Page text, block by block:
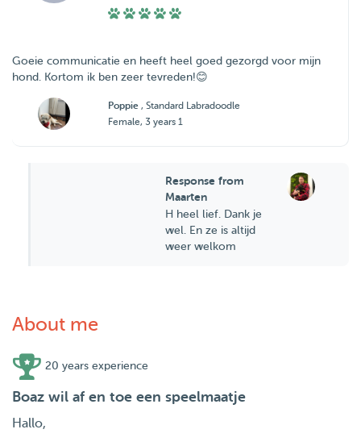
Goeie communicatie en heeft heel goed gezorgd voor mijn
hond. Kortom ik ben zeer tevreden!😊
Poppie, Standard Labradoodle
Female, 3 years 1
Response from
Maarten
H heel lief. Dank je
wel. En ze is altijd
weer welkom
About me
20 years experience
Boaz wil af en toe een speelmaatje
Hallo,